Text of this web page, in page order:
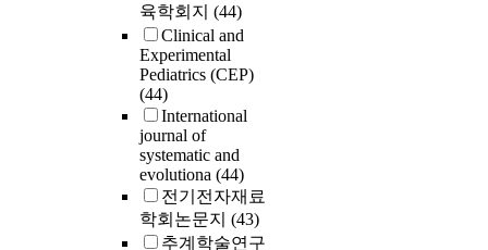
육학회지 (44)
Clinical and
Experimental
Pediatrics (CEP)
(44)
International
journal of
systematic and
evolutiona (44)
전기전자재료
학회논문지 (43)
추계학술연구